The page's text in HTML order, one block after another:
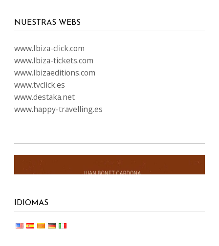
NUESTRAS WEBS
www.Ibiza-click.com
www.Ibiza-tickets.com
www.Ibizaeditions.com
www.tvclick.es
www.destaka.net
www.happy-travelling.es
IDIOMAS